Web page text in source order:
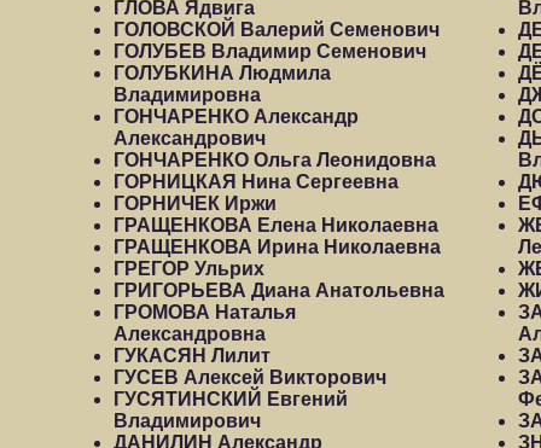
ГЛОВА Ядвига
ГОЛОВСКОЙ Валерий Семенович
ГОЛУБЕВ Владимир Семенович
ГОЛУБКИНА Людмила
Владимировна
ГОНЧАРЕНКО Александр
Александрович
ГОНЧАРЕНКО Ольга Леонидовна
ГОРНИЦКАЯ Нина Сергеевна
ГОРНИЧЕК Иржи
ГРАЩЕНКОВА Елена Николаевна
ГРАЩЕНКОВА Ирина Николаевна
ГРЕГОР Ульрих
ГРИГОРЬЕВА Диана Анатольевна
ГРОМОВА Наталья
Александровна
ГУКАСЯН Лилит
ГУСЕВ Алексей Викторович
ГУСЯТИНСКИЙ Евгений
Владимирович
ДАНИЛИН Александр